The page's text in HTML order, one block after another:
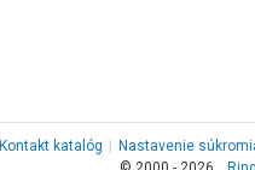
Kontakt katalóg
Nastavenie